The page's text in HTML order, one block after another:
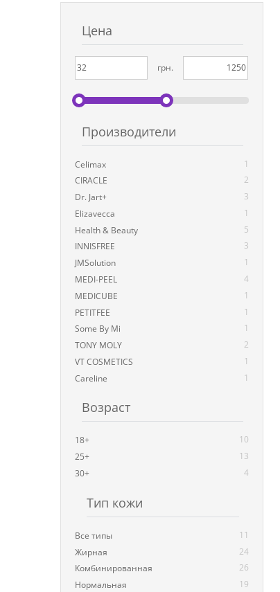
Цена
грн.
Производители
Celimax
1
CIRACLE
2
Dr. Jart+
3
Elizavecca
1
Health & Beauty
5
INNISFREE
3
JMSolution
1
MEDI-PEEL
4
MEDICUBE
1
PETITFEE
1
Some By Mi
1
TONY MOLY
2
VT COSMETICS
1
Careline
1
Возраст
18+
10
25+
13
30+
4
Тип кожи
Все типы
11
Жирная
24
Комбинированная
26
Нормальная
19